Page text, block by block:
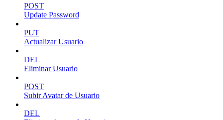
POST
Update Password
PUT
Actualizar Usuario
DEL
Eliminar Usuario
POST
Subir Avatar de Usuario
DEL